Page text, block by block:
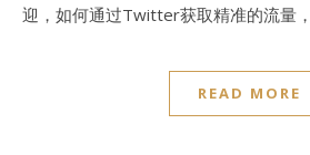
迎，如何通过Twitter获取精准的流量
READ MORE